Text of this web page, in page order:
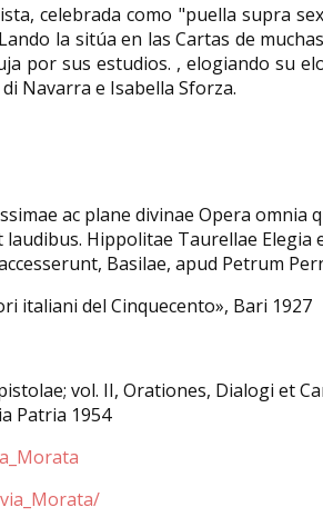
celebrada como "puella supra
la sitúa en las Cartas de
por sus estudios. , elogiando su
Navarra e Isabella Sforza.
ac plane divinae Opera omnia
Hippolitae Taurellae Elegia
Basilae, apud Petrum
italiani del Cinquecento», Bari 1927
vol. II, Orationes, Dialogi et
Patria 1954